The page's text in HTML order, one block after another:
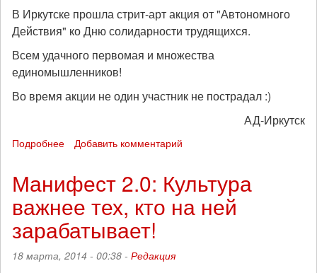
PunkWay
#9
2014
год
В Иркутске прошла стрит-арт акция от "Автономного
Действия" ко Дню солидарности трудящихся.
Всем удачного первомая и множества
единомышленников!
Во время акции не один участник не пострадал :)
АД-Иркутск
Подробнее
в
Иркутске
Добавить комментарий
Манифест 2.0: Культура
важнее тех, кто на ней
зарабатывает!
18 марта, 2014 - 00:38 - Редакция